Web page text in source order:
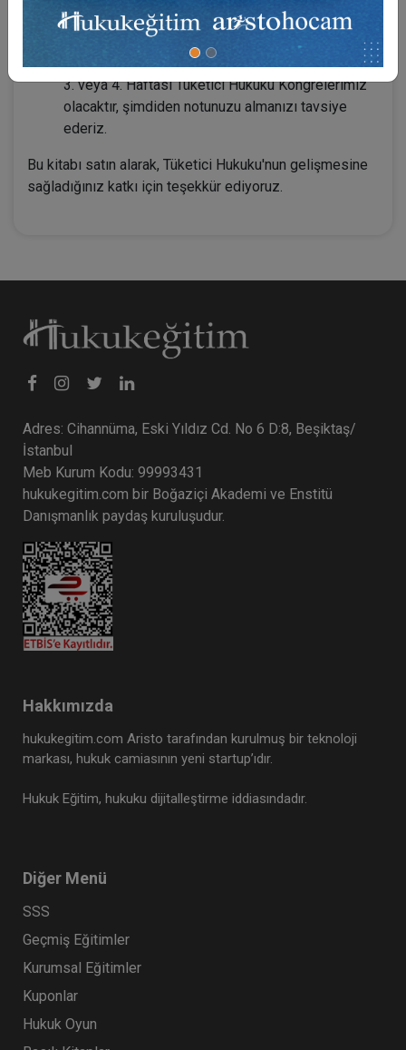
Tüketici Hukuku Kongremizde de sizleri aramızda
görmek isteriz. Unutmayın, her sene Kasım ayının
3. veya 4. Haftası Tüketici Hukuku Kongrelerimiz
olacaktır, şimdiden notunuzu almanızı tavsiye
ederiz.
Bu kitabı satın alarak, Tüketici Hukuku'nun gelişmesine
sağladığınız katkı için teşekkür ediyoruz.
Adres: Cihannüma, Eski Yıldız Cd. No 6 D:8, Beşiktaş/
İstanbul
Meb Kurum Kodu: 99993431
hukukegitim.com bir Boğaziçi Akademi ve Enstitü
Danışmanlık paydaş kuruluşudur.
Hakkımızda
hukukegitim.com Aristo tarafından kurulmuş bir teknoloji
markası, hukuk camiasının yeni startup’ıdır.
Hukuk Eğitim, hukuku dijitalleştirme iddiasındadır.
Diğer Menü
SSS
Geçmiş Eğitimler
Kurumsal Eğitimler
Kuponlar
Hukuk Oyun